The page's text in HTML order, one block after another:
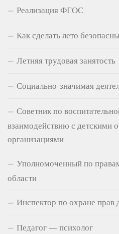
Реализация ФГОС
Как сделать лето
Летняя трудовая занятость
Социально-значимая
Советник по
взаимодействию с детскими
организациями
Уполномоченный по
области
Инспектор по охране прав
Педагог — психолог